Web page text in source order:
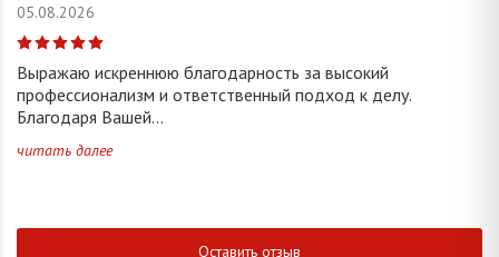
05.08.2026
Выражаю искреннюю благодарность за высокий
профессионализм и ответственный подход к делу.
Благодаря Вашей...
читать далее
Оставить отзыв